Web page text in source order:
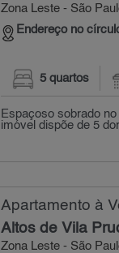
Zona Leste - São
Endereço no
5 quartos
Espaçoso sobrado
imóvel dispõe de 5
Apartamento à
Altos de Vila
Zona Leste - São